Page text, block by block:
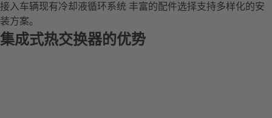
接入车辆现有冷却液循环系统 丰富的配件选择支持多样化的安
装方案。
集成式热交换器的优势